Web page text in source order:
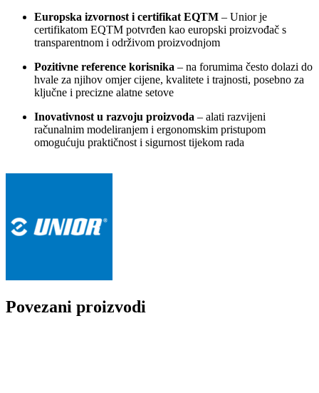
Europska izvornost i certifikat EQTM – Unior je
certifikatom EQTM potvrđen kao europski proizvođač s
transparentnom i održivom proizvodnjom
Pozitivne reference korisnika – na forumima često dolazi do
hvale za njihov omjer cijene, kvalitete i trajnosti, posebno za
ključne i precizne alatne setove
Inovativnost u razvoju proizvoda – alati razvijeni
računalnim modeliranjem i ergonomskim pristupom
omogućuju praktičnost i sigurnost tijekom rada
Povezani proizvodi